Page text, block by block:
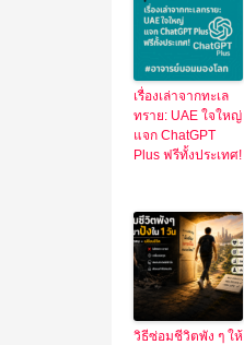
เรื่องเล่าจากทะเล
ทราย: UAE ใจใหญ่
แจก ChatGPT
Plus ฟรีทั้งประเทศ!
วิธีซ่อมชีวิตพัง ๆ ให้